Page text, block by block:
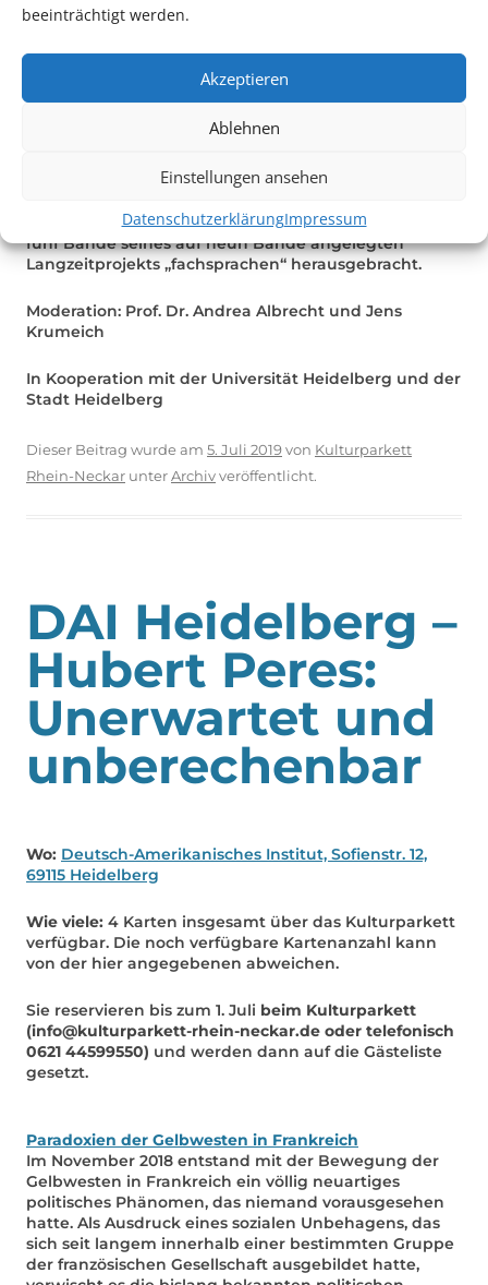
beeinträchtigt werden.
Akzeptieren
Ablehnen
Einstellungen ansehen
DatenschutzerklärungImpressum
ganz in der Tradition seiner erfolgreichen Reihe. Und
doch kommt der neue Band ganz anders daher:
Pinthus oder Oskar Pastior bilden die Basis der Texte
von Ulf Stolterfoht.
der Universität Heidelberg.
Zwischen 1998 und 2018 hat der Lyriker Ulf Stolterfoht
fünf Bände seines auf neun Bände angelegten
Langzeitprojekts „fachsprachen“ herausgebracht.
Moderation: Prof. Dr. Andrea Albrecht und Jens
Krumeich
In Kooperation mit der Universität Heidelberg und der
Stadt Heidelberg
Dieser Beitrag wurde am 5. Juli 2019von Kulturparkett
Rhein-Neckar unterArchivveröffentlicht.
DAI Heidelberg –
Hubert Peres:
Unerwartet und
unberechenbar
Wo: Deutsch-Amerikanisches Institut, Sofienstr. 12,
69115 Heidelberg
Wie viele: 4 Karten insgesamt über das Kulturparkett
verfügbar. Die noch verfügbare Kartenanzahl kann
von der hier angegebenen abweichen.
Sie reservieren bis zum 1. Juli beim Kulturparkett
(info@kulturparkett-rhein-neckar.de oder telefonisch
0621 44599550) und werden dann auf die Gästeliste
gesetzt.
Paradoxien der Gelbwesten in Frankreich
Im November 2018 entstand mit der Bewegung der
Gelbwesten in Frankreich ein völlig neuartiges
politisches Phänomen, das niemand vorausgesehen
hatte. Als Ausdruck eines sozialen Unbehagens, das
sich seit langem innerhalb einer bestimmten Gruppe
der französischen Gesellschaft ausgebildet hatte,